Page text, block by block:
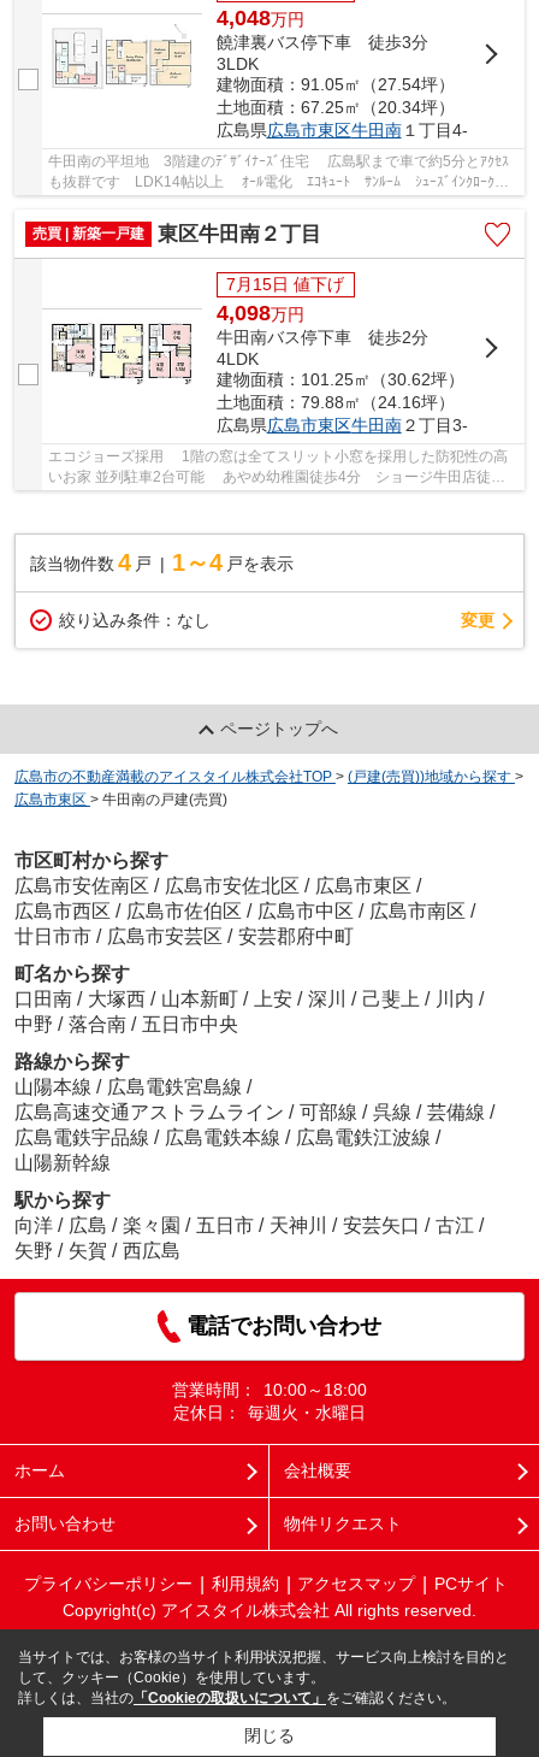
4,048万円
饒津裏バス停下車 徒歩3分
3LDK
建物面積：91.05㎡（27.54坪）
土地面積：67.25㎡（20.34坪）
広島県広島市東区牛田南１丁目4-
牛田南の平坦地 3階建のﾃﾞｻﾞｲﾅｰｽﾞ住宅 広島駅まで車で約5分とｱｸｾｽ
も抜群です LDK14帖以上 ｵｰﾙ電化 ｴｺｷｭｰﾄ ｻﾝﾙｰﾑ ｼｭｰｽﾞｲﾝｸﾛｰｸ ｼ
売買 | 新築一戸建
東区牛田南２丁目
7月15日 値下げ
4,098万円
牛田南バス停下車 徒歩2分
4LDK
建物面積：101.25㎡（30.62坪）
土地面積：79.88㎡（24.16坪）
広島県広島市東区牛田南２丁目3-
エコジョーズ採用 1階の窓は全てスリット小窓を採用した防犯性の高
いお家 並列駐車2台可能 あやめ幼稚園徒歩4分 ショージ牛田店徒歩8
分 セットバック後の土地面積：78.24㎡(23....
該当物件数 4 戸 1～4 戸を表示
絞り込み条件： なし 変更
ページトップへ
広島市の不動産満載のアイスタイル株式会社TOP > (戸建(売買))地域から探す >
広島市東区 > 牛田南の戸建(売買)
市区町村から探す
広島市安佐南区 / 広島市安佐北区 / 広島市東区 /
広島市西区 / 広島市佐伯区 / 広島市中区 / 広島市南区 /
廿日市市 / 広島市安芸区 / 安芸郡府中町
町名から探す
口田南 / 大塚西 / 山本新町 / 上安 / 深川 / 己斐上 / 川内 /
中野 / 落合南 / 五日市中央
路線から探す
山陽本線 / 広島電鉄宮島線 /
広島高速交通アストラムライン / 可部線 / 呉線 / 芸備線 /
広島電鉄宇品線 / 広島電鉄本線 / 広島電鉄江波線 /
山陽新幹線
駅から探す
向洋 / 広島 / 楽々園 / 五日市 / 天神川 / 安芸矢口 / 古江 /
矢野 / 矢賀 / 西広島
電話でお問い合わせ
営業時間：
10:00～18:00
定休日：
毎週火・水曜日
ホーム 会社概要
お問い合わせ 物件リクエスト
プライバシーポリシー 利用規約 アクセスマップ
PCサイト
Copyright(c) アイスタイル株式会社 All rights reserved.
当サイトでは、お客様の当サイト利用状況把握、サービス向上検討を目的と
して、クッキー（Cookie）を使用しています。
詳しくは、当社の 「Cookieの取扱いについて」 をご確認ください。
閉じる